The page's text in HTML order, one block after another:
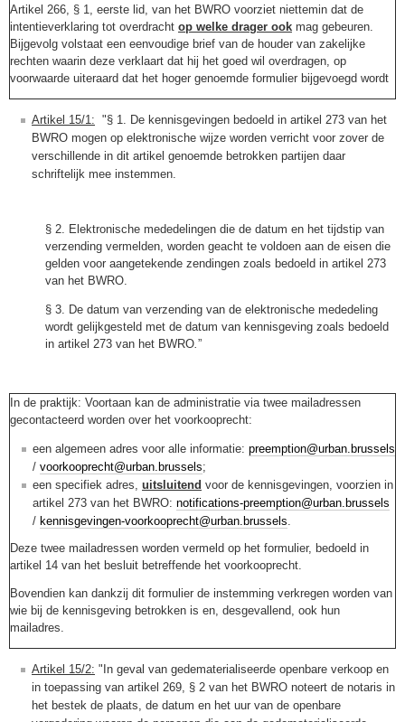
Artikel 266, § 1, eerste lid, van het BWRO voorziet niettemin dat de
intentieverklaring tot overdracht op welke drager ook mag gebeuren.
Bijgevolg volstaat een eenvoudige brief van de houder van zakelijke
rechten waarin deze verklaart dat hij het goed wil overdragen, op
voorwaarde uiteraard dat het hoger genoemde formulier bijgevoegd wordt
Artikel 15/1: "§ 1. De kennisgevingen bedoeld in artikel 273 van het
BWRO mogen op elektronische wijze worden verricht voor zover de
verschillende in dit artikel genoemde betrokken partijen daar
schriftelijk mee instemmen.
§ 2. Elektronische mededelingen die de datum en het tijdstip van
verzending vermelden, worden geacht te voldoen aan de eisen die
gelden voor aangetekende zendingen zoals bedoeld in artikel 273
van het BWRO.
§ 3. De datum van verzending van de elektronische mededeling
wordt gelijkgesteld met de datum van kennisgeving zoals bedoeld
in artikel 273 van het BWRO.”
In de praktijk: Voortaan kan de administratie via twee mailadressen
gecontacteerd worden over het voorkooprecht:
een algemeen adres voor alle informatie: preemption@urban.brussels
/ voorkooprecht@urban.brussels;
een specifiek adres, uitsluitend voor de kennisgevingen, voorzien in
artikel 273 van het BWRO: notifications-preemption@urban.brussels
/ kennisgevingen-voorkooprecht@urban.brussels
Deze twee mailadressen worden vermeld op het formulier, bedoeld in
artikel 14 van het besluit betreffende het voorkooprecht.
Bovendien kan dankzij dit formulier de instemming verkregen worden van
wie bij de kennisgeving betrokken is en, desgevallend, ook hun
mailadres.
Artikel 15/2: "In geval van gedematerialiseerde openbare verkoop en
in toepassing van artikel 269, § 2 van het BWRO noteert de notaris in
het bestek de plaats, de datum en het uur van de openbare